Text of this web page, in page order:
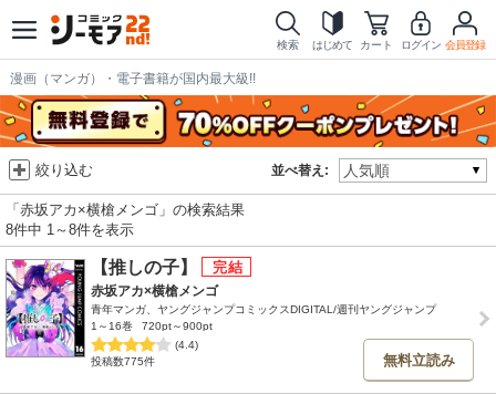
検索 はじめて カート ログイン 会員登録
漫画（マンガ）・電子書籍が国内最大級!!
並べ替え:
絞り込む
「赤坂アカ×横槍メンゴ」の検索結果
8件中 1～8件を表示
【推しの子】
赤坂アカ×横槍メンゴ
青年マンガ、ヤングジャンプコミックスDIGITAL/週刊ヤングジャンプ
1～16巻
720pt～900pt
(4.4)
投稿数775件
無料立読み